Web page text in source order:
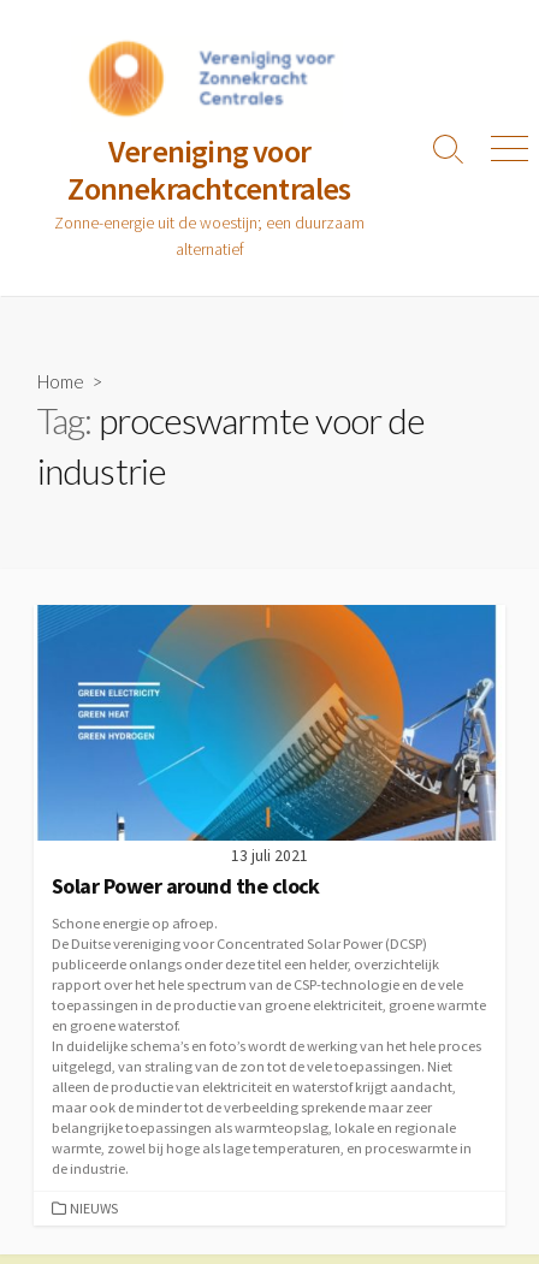
Vereniging voor
Zonnekrachtcentrales
Zonne-energie uit de woestijn; een duurzaam
alternatief
Zoeken
Home >
Tag: proceswarmte voor de
industrie
13 juli 2021
Solar Power around the clock
Schone energie op afroep.
De Duitse vereniging voor Concentrated Solar Power (DCSP)
publiceerde onlangs onder deze titel een helder, overzichtelijk
rapport over het hele spectrum van de CSP-technologie en de vele
toepassingen in de productie van groene elektriciteit, groene warmte
en groene waterstof.
In duidelijke schema’s en foto’s wordt de werking van het hele proces
uitgelegd, van straling van de zon tot de vele toepassingen. Niet
alleen de productie van elektriciteit en waterstof krijgt aandacht,
maar ook de minder tot de verbeelding sprekende maar zeer
belangrijke toepassingen als warmteopslag, lokale en regionale
warmte, zowel bij hoge als lage temperaturen, en proceswarmte in
de industrie.
CATEGORIEËN
NIEUWS